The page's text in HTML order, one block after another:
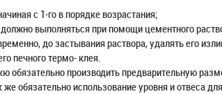
с 1-го в порядке возрастания;
выполняться при помощи цементного
до застывания раствора, удалять его
печного термо- клея.
обязательно производить предварительную
обязательно использование уровня и отвеса